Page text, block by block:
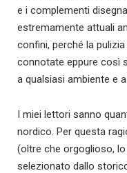
e i complementi
estremamente attuali
confini, perché la
connotate eppure così
a qualsiasi ambiente e
I miei lettori sanno
nordico. Per questa
(oltre che orgoglioso,
selezionato dallo